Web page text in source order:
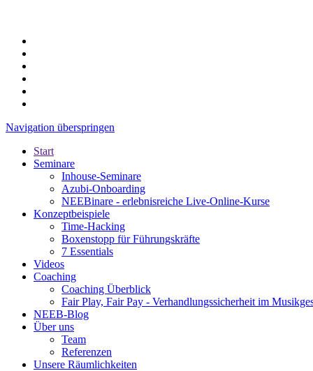
Navigation überspringen
Start
Seminare
Inhouse-Seminare
Azubi-Onboarding
NEEBinare - erlebnisreiche Live-Online-Kurse
Konzeptbeispiele
Time-Hacking
Boxenstopp für Führungskräfte
7 Essentials
Videos
Coaching
Coaching Überblick
Fair Play, Fair Pay - Verhandlungssicherheit im
NEEB-Blog
Über uns
Team
Referenzen
Unsere Räumlichkeiten